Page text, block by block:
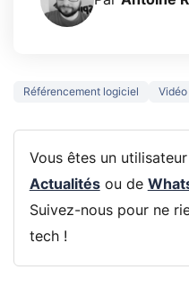
Référencement logiciel Vidéo
Vous êtes un
Actualitésou de
Suivez-nous pour ne
tech !